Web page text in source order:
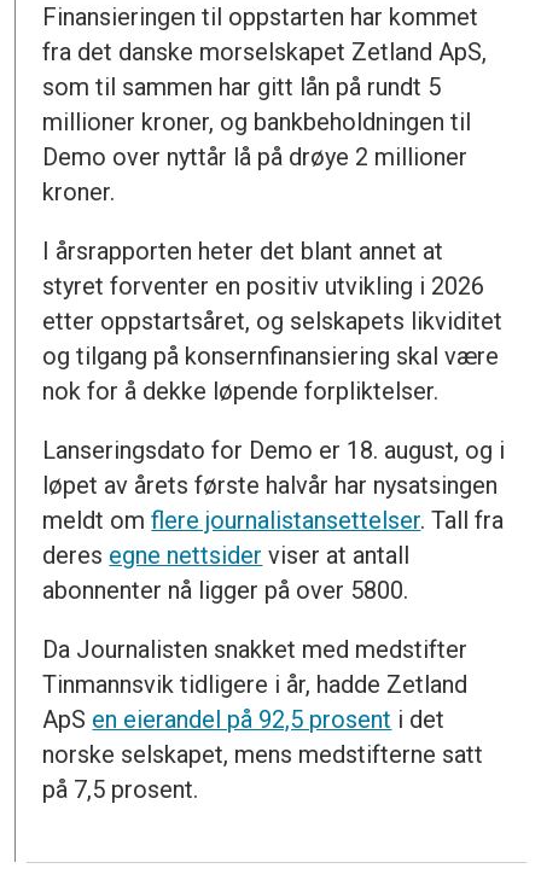
Finansieringen til oppstarten har kommet
fra det danske morselskapet Zetland ApS,
som til sammen har gitt lån på rundt 5
millioner kroner, og bankbeholdningen til
Demo over nyttår lå på drøye 2 millioner
kroner.
I årsrapporten heter det blant annet at
styret forventer en positiv utvikling i 2026
etter oppstartsåret, og selskapets likviditet
og tilgang på konsernfinansiering skal være
nok for å dekke løpende forpliktelser.
Lanseringsdato for Demo er 18. august, og i
løpet av årets første halvår har nysatsingen
meldt omflere journalistansettelser. Tall fra
deres egne nettsider viser at antall
abonnenter nå ligger på over 5800.
Da Journalisten snakket med medstifter
Tinmannsvik tidligere i år, hadde Zetland
ApS en eierandel på 92,5 prosent i det
norske selskapet, mens medstifterne satt
på 7,5 prosent.